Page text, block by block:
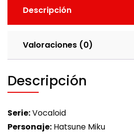
Descripción
Valoraciones (0)
Descripción
Serie:Vocaloid
Personaje: Hatsune Miku